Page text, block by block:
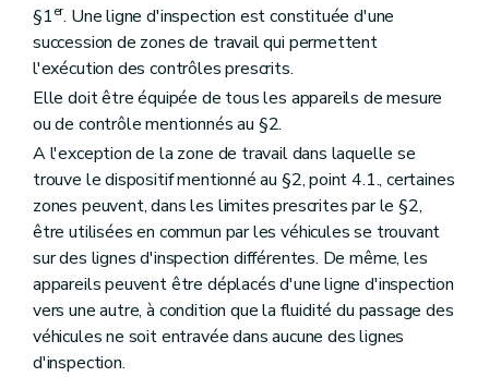
§1er. Une ligne d'inspection est constituée d'une
succession de zones de travail qui permettent
l'exécution des contrôles prescrits.
Elle doit être équipée de tous les appareils de mesure
ou de contrôle mentionnés au §2.
A l'exception de la zone de travail dans laquelle se
trouve le dispositif mentionné au §2, point 4.1., certaines
zones peuvent, dans les limites prescrites par le §2,
être utilisées en commun par les véhicules se trouvant
sur des lignes d'inspection différentes. De même, les
appareils peuvent être déplacés d'une ligne d'inspection
vers une autre, à condition que la fluidité du passage des
véhicules ne soit entravée dans aucune des lignes
d'inspection.